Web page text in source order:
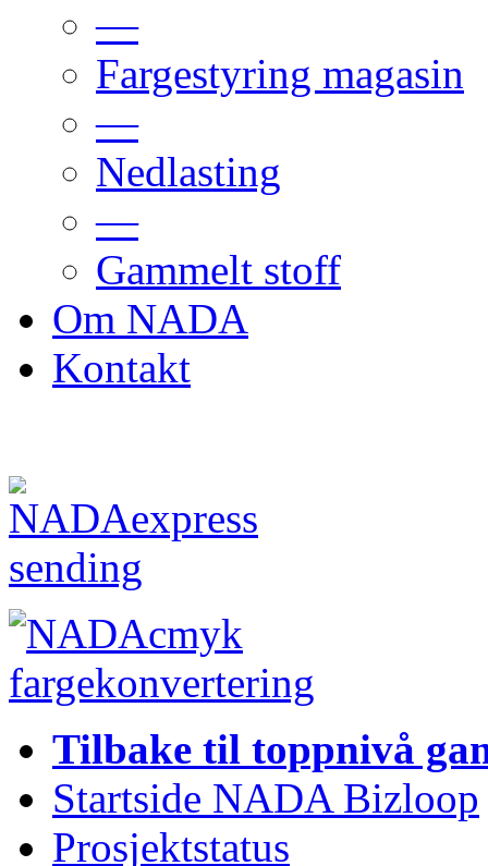
—
Fargestyring magasin
—
Nedlasting
—
Gammelt stoff
Om NADA
Kontakt
Tilbake til toppnivå
Startside NADA Bizloop
Prosjektstatus